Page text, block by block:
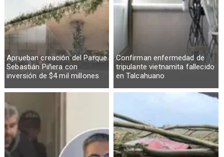
Aprueban creación del Parque
Sebastián Piñera con
inversión de $4 mil millones
Confirman enfermedad de
tripulante vietnamita fallecido
en Talcahuano